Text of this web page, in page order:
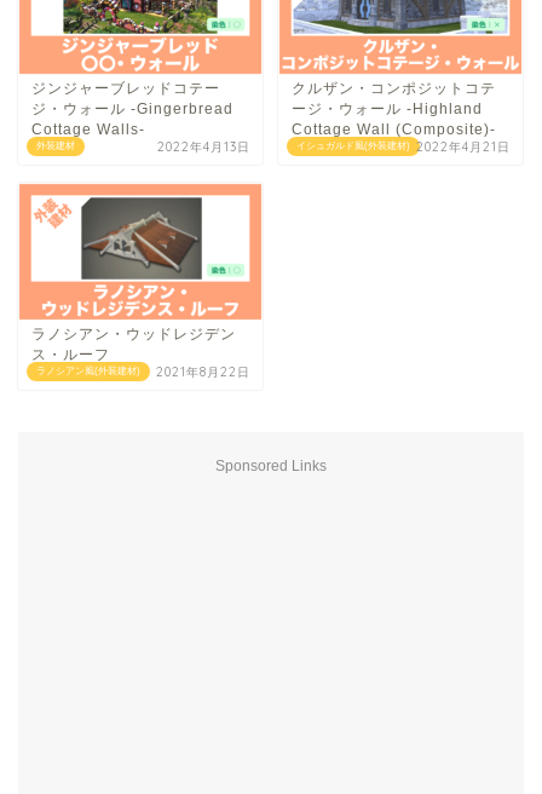
外装建材
ジンジャーブレッドコテー
ジ・ウォール -Gingerbread
Cottage Walls-
2022年4月13日 イシュガルド風(外装建材)
クルザン・コンポジットコテ
ージ・ウォール -Highland
Cottage Wall (Composite)-
2022年4月21日
ラノシアン風(外装建材)
ラノシアン・ウッドレジデン
ス・ルーフ
2021年8月22日
Sponsored Links